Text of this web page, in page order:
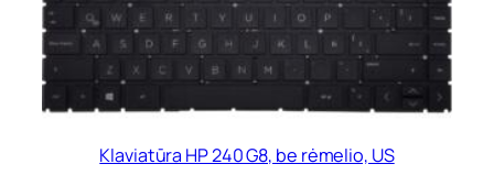
Klaviatūra HP 240 G8, be rėmelio, US